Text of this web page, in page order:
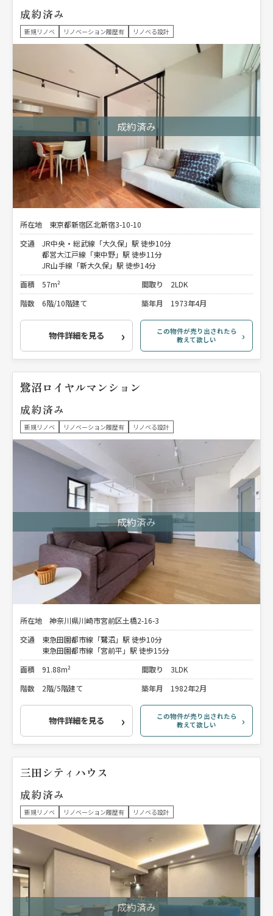
成約済み
新規リノベ リノベーション履歴有 リノベる設計
所在地
東京都新宿区北新宿3-10-10
交通
JR中央・総武線「大久保」駅 徒歩10分
都営大江戸線「東中野」駅 徒歩11分
JR山手線「新大久保」駅 徒歩14分
面積
57m² 間取り
2LDK
階数
6階/10階建て 築年月 1973年4月
物件詳細を見る
この物件が売り出されたら
教えて欲しい
鷺沼ロイヤルマンション
成約済み
新規リノベ リノベーション履歴有 リノベる設計
所在地
神奈川県川崎市宮前区土橋2-16-3
交通
東急田園都市線「鷺沼」駅 徒歩10分
東急田園都市線「宮前平」駅 徒歩15分
面積
91.88m² 間取り
3LDK
階数
2階/5階建て 築年月 1982年2月
物件詳細を見る
この物件が売り出されたら
教えて欲しい
三田シティハウス
成約済み
新規リノベ リノベーション履歴有 リノベる設計